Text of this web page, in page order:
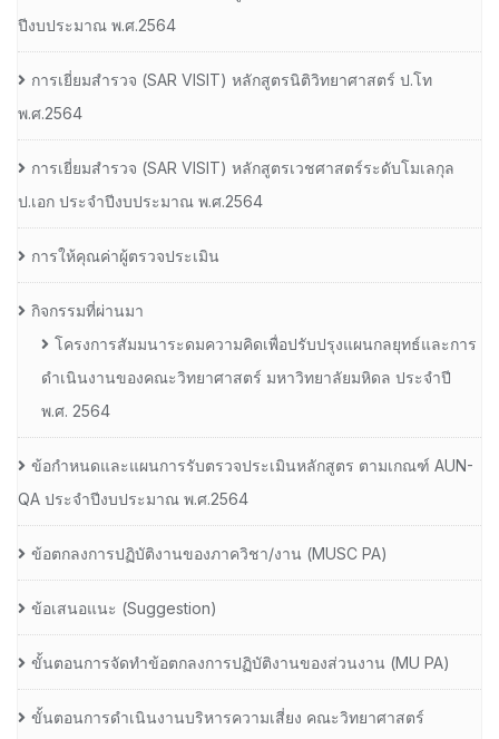
ปีงบประมาณ พ.ศ.2564
การเยี่ยมสํารวจ (SAR VISIT) หลักสูตรนิติวิทยาศาสตร์ ป.โท
พ.ศ.2564
การเยี่ยมสํารวจ (SAR VISIT) หลักสูตรเวชศาสตร์ระดับโมเลกุล
ป.เอก ประจําปีงบประมาณ พ.ศ.2564
การให้คุณค่าผู้ตรวจประเมิน
กิจกรรมที่ผ่านมา
โครงการสัมมนาระดมความคิดเพื่อปรับปรุงแผนกลยุทธ์และการ
ดำเนินงานของคณะวิทยาศาสตร์ มหาวิทยาลัยมหิดล ประจำปี
พ.ศ. 2564
ข้อกำหนดและแผนการรับตรวจประเมินหลักสูตร ตามเกณฑ์ AUN-
QA ประจำปีงบประมาณ พ.ศ.2564
ข้อตกลงการปฏิบัติงานของภาควิชา/งาน (MUSC PA)
ข้อเสนอแนะ (Suggestion)
ขั้นตอนการจัดทำข้อตกลงการปฏิบัติงานของส่วนงาน (MU PA)
ขั้นตอนการดำเนินงานบริหารความเสี่ยง คณะวิทยาศาสตร์